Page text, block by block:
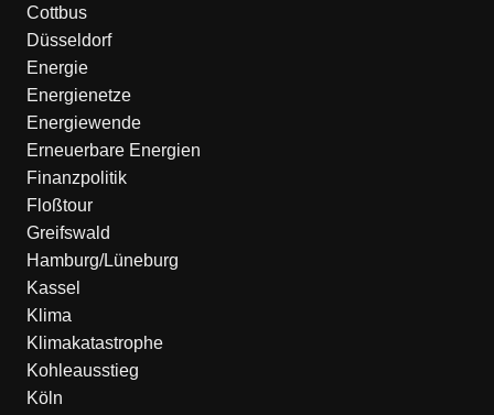
Cottbus
Düsseldorf
Energie
Energienetze
Energiewende
Erneuerbare Energien
Finanzpolitik
Floßtour
Greifswald
Hamburg/Lüneburg
Kassel
Klima
Klimakatastrophe
Kohleausstieg
Köln